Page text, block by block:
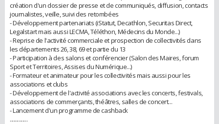
création d'un dossier de presse et de communiqués, diffusion, contacts
journalistes, veille, suivi des retombées
- Développement partenariats (iStatut, Decathlon, Securitas Direct,
Legalstart mais aussi LECMA, Téléthon, Médecins du Monde...)
- Reprise de l'activité commerciale et prospection de collectivités dans
les départements 26, 38, 69 et partie du 13
- Participation à des salons et conférencier (Salon des Maires, forum
Sport et Territoires, Assises du Numérique...)
- Formateur et animateur pour les collectivités mais aussi pour les
associations et clubs
- Développement de l'activité associations avec les concerts, festivals,
associations de commerçants, théâtres, salles de concert...
- Lancement d'un programme de cashback
..............